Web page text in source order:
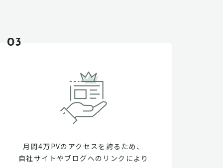
03
月間4万PVのアクセスを誇るため、
自社サイトやブログへのリンクにより